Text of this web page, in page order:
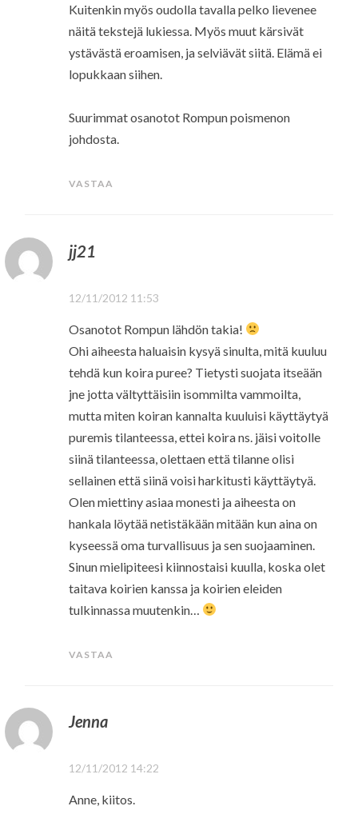
Kuitenkin myös oudolla tavalla pelko lievenee
näitä tekstejä lukiessa. Myös muut kärsivät
ystävästä eroamisen, ja selviävät siitä. Elämä ei
lopukkaan siihen.
Suurimmat osanotot Rompun poismenon
johdosta.
VASTAA
jj21
12/11/2012 11:53
Osanotot Rompun lähdön takia!
Ohi aiheesta haluaisin kysyä sinulta, mitä kuuluu
tehdä kun koira puree? Tietysti suojata itseään
jne jotta vältyttäisiin isommilta vammoilta,
mutta miten koiran kannalta kuuluisi käyttäytyä
puremis tilanteessa, ettei koira ns. jäisi voitolle
siinä tilanteessa, olettaen että tilanne olisi
sellainen että siinä voisi harkitusti käyttäytyä.
Olen miettiny asiaa monesti ja aiheesta on
hankala löytää netistäkään mitään kun aina on
kyseessä oma turvallisuus ja sen suojaaminen.
Sinun mielipiteesi kiinnostaisi kuulla, koska olet
taitava koirien kanssa ja koirien eleiden
tulkinnassa muutenkin…
VASTAA
Jenna
12/11/2012 14:22
Anne, kiitos.